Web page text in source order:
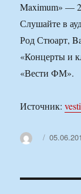
Maximum» —
Слушайте в
Род Стюарт,
«Концерты и
«Вести ФМ».
Источник:
Автор